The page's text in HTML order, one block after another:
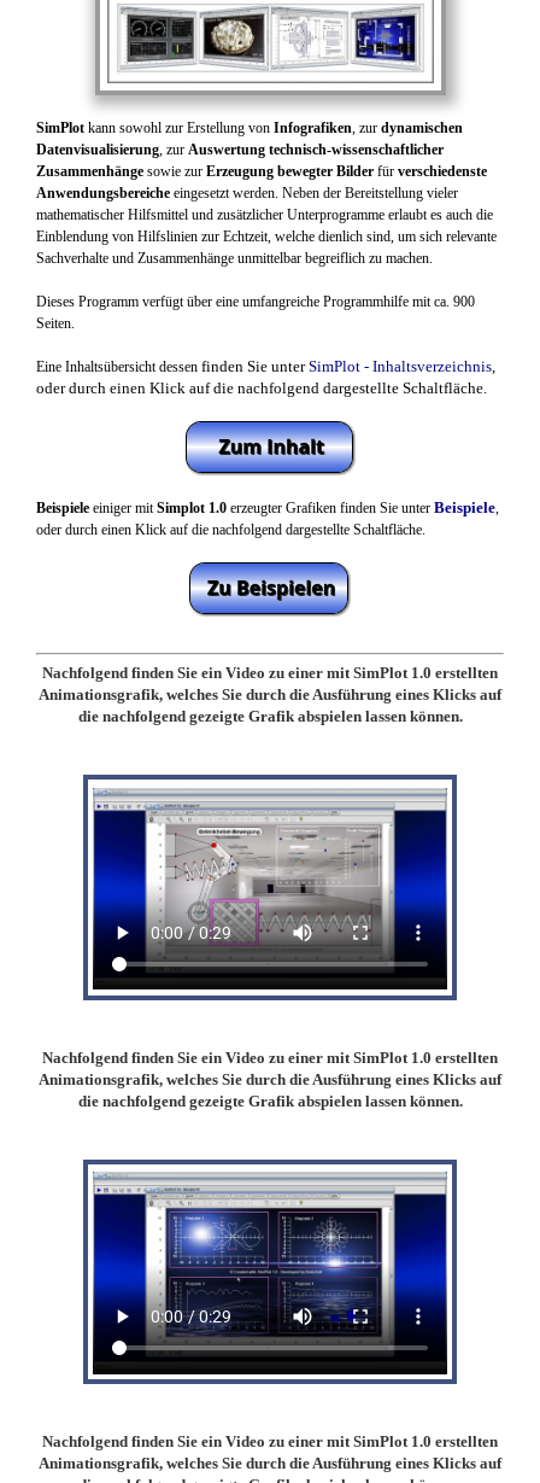
SimPlot kann sowohl zur Erstellung von Infografiken, zur dynamischen
Datenvisualisierung, zur Auswertung technisch-wissenschaftlicher
Zusammenhänge sowie zur Erzeugung bewegter Bilder für verschiedenste
Anwendungsbereiche eingesetzt werden. Neben der Bereitstellung vieler
mathematischer Hilfsmittel und zusätzlicher Unterprogramme erlaubt es auch die
Einblendung von Hilfslinien zur Echtzeit, welche dienlich sind, um sich relevante
Sachverhalte und Zusammenhänge unmittelbar begreiflich zu machen.
Dieses Programm verfügt über eine umfangreiche Programmhilfe mit ca. 900
Seiten.
Eine Inhaltsübersichtdessen finden Sie unterSimPlot - Inhaltsverzeichnis
oder durch einen Klick auf die nachfolgend dargestellte Schaltfläche.
Beispiele einiger mitSimplot 1.0 erzeugter Grafiken finden Sie unter Beispiele,
oder durch einen Klick auf die nachfolgend dargestellte Schaltfläche.
Nachfolgend finden Sie ein Video zu einer mit SimPlot 1.0 erstellten
Animationsgrafik, welches Sie durch die Ausführung eines Klicks auf
die nachfolgend gezeigte Grafik abspielen lassen können.
Nachfolgend finden Sie ein Video zu einer mit SimPlot 1.0 erstellten
Animationsgrafik, welches Sie durch die Ausführung eines Klicks auf
die nachfolgend gezeigte Grafik abspielen lassen können.
Nachfolgend finden Sie ein Video zu einer mit SimPlot 1.0 erstellten
Animationsgrafik, welches Sie durch die Ausführung eines Klicks auf